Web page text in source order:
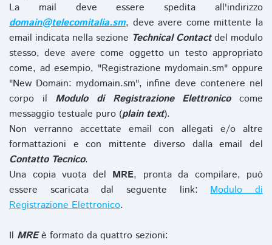
La mail deve essere spedita all'indirizzo
domain@telecomitalia.sm, deve avere come mittente la
email indicata nella sezione Technical Contactdel modulo
stesso, deve avere come oggetto un testo appropriato
come, ad esempio, "Registrazione mydomain.sm" oppure
"New Domain: mydomain.sm", infine deve contenere nel
corpo il Modulo di Registrazione Elettronicocome
messaggio testuale puro (plain text).
Non verranno accettate email con allegati e/o altre
formattazioni e con mittente diverso dalla email del
Contatto Tecnico.
Una copia vuota del MRE, pronta da compilare, può
essere scaricata dal seguente link:Modulo di
Registrazione Elettronico.
Il MREè formato da quattro sezioni: